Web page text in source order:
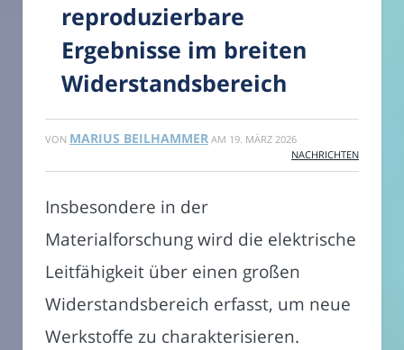
reproduzierbare
Ergebnisse im breiten
Widerstandsbereich
VON MARIUS BEILHAMMER AM 19. MÄRZ 2026
NACHRICHTEN
Insbesondere in der
Materialforschung wird die elektrische
Leitfähigkeit über einen großen
Widerstandsbereich erfasst, um neue
Werkstoffe zu charakterisieren.